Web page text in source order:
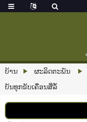
ບ້ານ ຜະລິດຕະພັນ
ບັນທຸກຂັບເຄື່ອນສີ່ລໍ້